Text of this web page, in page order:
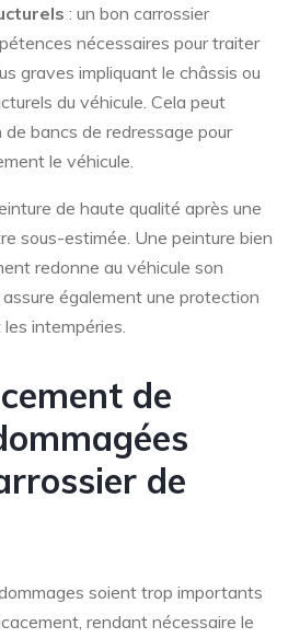
: un bon carrossier
nécessaires pour traiter
graves impliquant le châssis ou
du véhicule. Cela peut
de bancs de redressage pour
le véhicule.
de haute qualité après une
sous-estimée. Une peinture bien
redonne au véhicule son
assure également une protection
intempéries.
de
de
soient trop importants
rendant nécessaire le